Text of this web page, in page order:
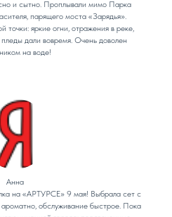
и сытно. Проплывали мимо Парка
парящего моста «Зарядья».
точки: яркие огни, отражения в реке,
дали вовремя. Очень доволен
на воде!
Анна
на «АРТУРСЕ» 9 мая! Выбрала сет с
обслуживание быстрое. Пока